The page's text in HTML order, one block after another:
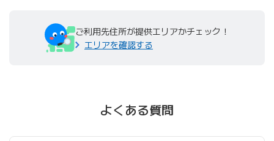
ご利用先住所が提供エリアかチェック！
エリアを確認する
よくある質問